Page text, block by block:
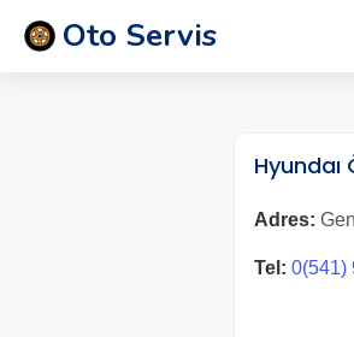
Oto Servis
Hyundaı
Adres:
Tel: 0(541)